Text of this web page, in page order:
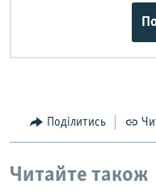
Поділитись
Читайте також